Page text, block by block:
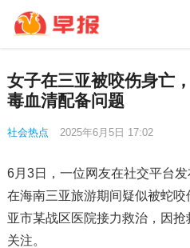
女子在三亚被咬伤身亡
毒血清配备问题
社会热点 2025年6月5日 17:02
6月3日，一位网友在社交平台
在海南三亚旅游期间疑似被蛇
亚市某战区医院接力救治，因
关注。